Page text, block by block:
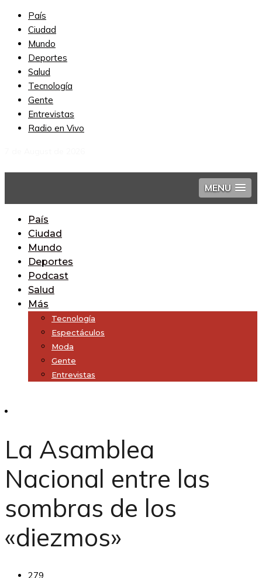
País
Ciudad
Mundo
Deportes
Salud
Tecnología
Gente
Entrevistas
Radio en Vivo
MENU
País
Ciudad
Mundo
Deportes
Podcast
Salud
Más
Tecnología
Espectáculos
Moda
Gente
Entrevistas
La Asamblea
Nacional entre las
sombras de los
«diezmos»
279